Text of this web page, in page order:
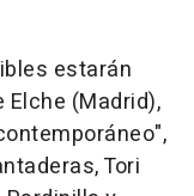
estarán
Elche (Madrid),
Tori